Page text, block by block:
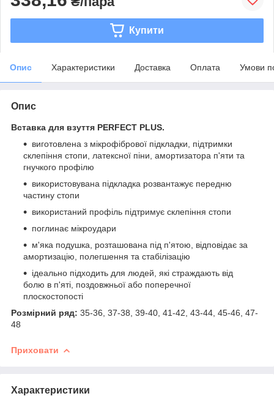
Купити
Опис Характеристики Доставка Оплата Умови
Опис
Вставка для взуття PERFECT PLUS.
виготовлена з мікрофібрової підкладки, підтримки
склепіння стопи, латексної піни, амортизатора п'яти та
гнучкого профілю
використовувана підкладка розвантажує передню
частину стопи
використаний профіль підтримує склепіння стопи
поглинає мікроудари
м'яка подушка, розташована під п'ятою, відповідає за
амортизацію, полегшення та стабілізацію
ідеально підходить для людей, які страждають від
болю в п'яті, поздовжньої або поперечної
плоскостопості
Розмірний ряд: 35-36, 37-38, 39-40, 41-42, 43-44, 45-46, 47-
48
Приховати
Характеристики